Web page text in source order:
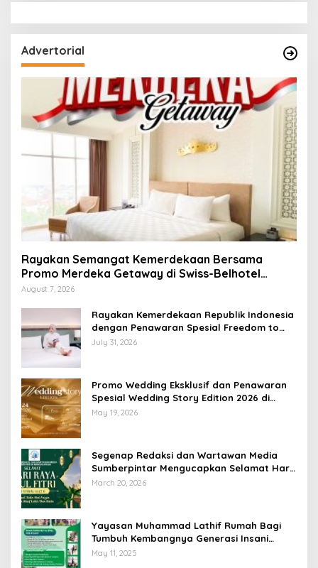
Advertorial
Rayakan Semangat Kemerdekaan Bersama
Promo Merdeka Getaway di Swiss-Belhotel
Lampung
August 7, 2026
Rayakan Kemerdekaan Republik Indonesia
dengan Penawaran Spesial Freedom to
Relax di Holiday Inn Lampung Bukit Randu
July 31, 2026
Promo Wedding Eksklusif dan Penawaran
Spesial Wedding Story Edition 2026 di
Swiss-Belhotel Lampung
May 19, 2026
Segenap Redaksi dan Wartawan Media
Sumberpintar Mengucapkan Selamat Hari
Raya Idul Fitri 1447 Hijriyah / 2026 M
March 20, 2026
Yayasan Muhammad Lathif Rumah Bagi
Tumbuh Kembangnya Generasi Insani
Cerdas dan Berkarakter
May 11, 2025